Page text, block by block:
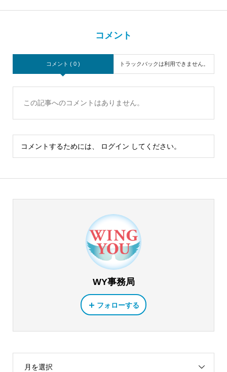
コメント
コメント ( 0 ) トラックバックは利用できません。
この記事へのコメントはありません。
コメントするためには、 ログイン してください。
WY事務局
フォローする
月を選択